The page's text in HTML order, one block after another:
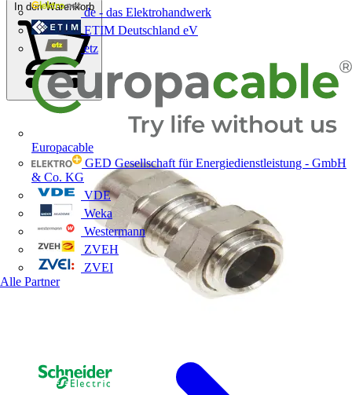
de - das Elektrohandwerk
ETIM Deutschland eV
etz
Europacable
GED Gesellschaft für Energiedienstleistung - GmbH
& Co. KG
VDE
Weka
Westermann
ZVEH
ZVEI
Alle Partner
In den Warenkorb